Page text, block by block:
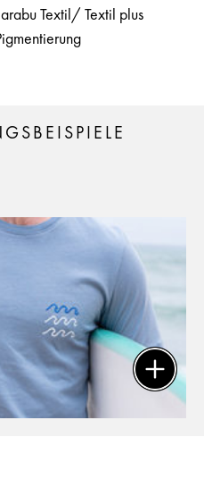
Textil/ Textil plus